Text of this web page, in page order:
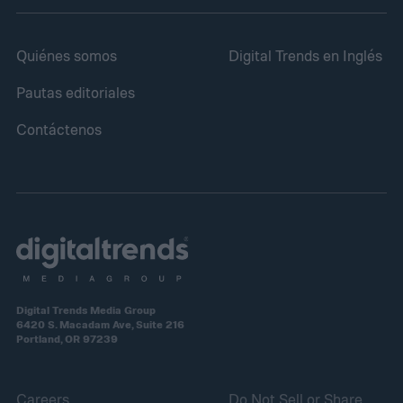
Quiénes somos
Pautas editoriales
Contáctenos
Digital Trends en Inglés
Digital Trends Media Group
6420 S. Macadam Ave, Suite 216
Portland, OR 97239